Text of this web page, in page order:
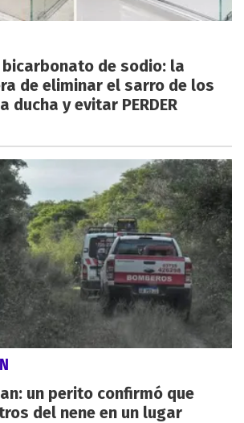
bicarbonato de sodio: la
de eliminar el sarro de los
ducha y evitar PERDER
un perito confirmó que
del nene en un lugar